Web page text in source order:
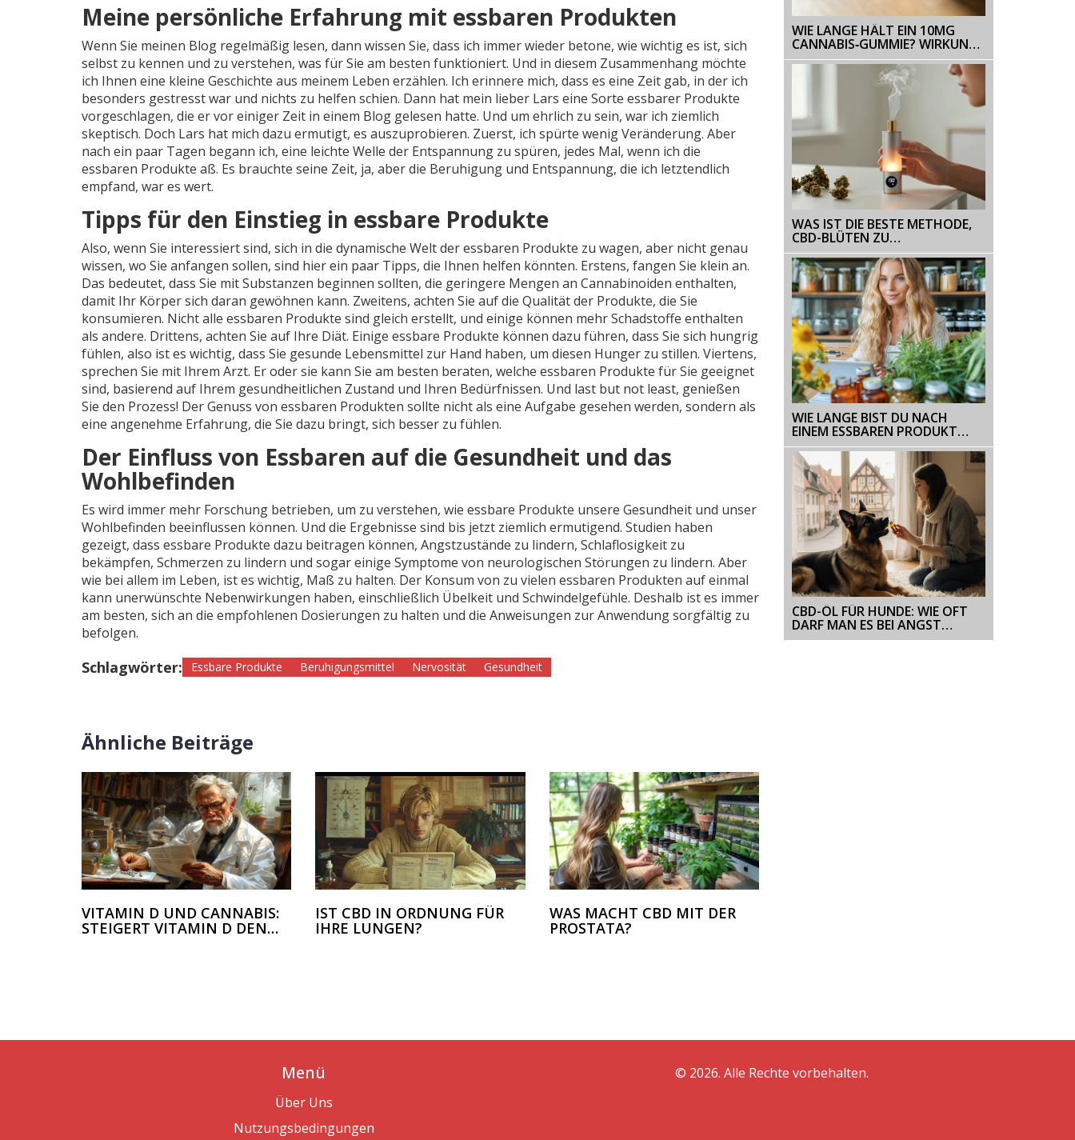
Meine persönliche Erfahrung mit essbaren Produkten
Wenn Sie meinen Blog regelmäßig lesen, dann wissen Sie, dass ich immer wieder betone, wie wichtig es ist, sich
selbst zu kennen und zu verstehen, was für Sie am besten funktioniert. Und in diesem Zusammenhang möchte
ich Ihnen eine kleine Geschichte aus meinem Leben erzählen. Ich erinnere mich, dass es eine Zeit gab, in der ich
besonders gestresst war und nichts zu helfen schien. Dann hat mein lieber Lars eine Sorte essbarer Produkte
vorgeschlagen, die er vor einiger Zeit in einem Blog gelesen hatte. Und um ehrlich zu sein, war ich ziemlich
skeptisch. Doch Lars hat mich dazu ermutigt, es auszuprobieren. Zuerst, ich spürte wenig Veränderung. Aber
nach ein paar Tagen begann ich, eine leichte Welle der Entspannung zu spüren, jedes Mal, wenn ich die
essbaren Produkte aß. Es brauchte seine Zeit, ja, aber die Beruhigung und Entspannung, die ich letztendlich
empfand, war es wert.
Tipps für den Einstieg in essbare Produkte
Also, wenn Sie interessiert sind, sich in die dynamische Welt der essbaren Produkte zu wagen, aber nicht genau
wissen, wo Sie anfangen sollen, sind hier ein paar Tipps, die Ihnen helfen könnten. Erstens, fangen Sie klein an.
Das bedeutet, dass Sie mit Substanzen beginnen sollten, die geringere Mengen an Cannabinoiden enthalten,
damit Ihr Körper sich daran gewöhnen kann. Zweitens, achten Sie auf die Qualität der Produkte, die Sie
konsumieren. Nicht alle essbaren Produkte sind gleich erstellt, und einige können mehr Schadstoffe enthalten
als andere. Drittens, achten Sie auf Ihre Diät. Einige essbare Produkte können dazu führen, dass Sie sich hungrig
fühlen, also ist es wichtig, dass Sie gesunde Lebensmittel zur Hand haben, um diesen Hunger zu stillen. Viertens,
sprechen Sie mit Ihrem Arzt. Er oder sie kann Sie am besten beraten, welche essbaren Produkte für Sie geeignet
sind, basierend auf Ihrem gesundheitlichen Zustand und Ihren Bedürfnissen. Und last but not least, genießen
Sie den Prozess! Der Genuss von essbaren Produkten sollte nicht als eine Aufgabe gesehen werden, sondern als
eine angenehme Erfahrung, die Sie dazu bringt, sich besser zu fühlen.
Der Einfluss von Essbaren auf die Gesundheit und das
Wohlbefinden
Es wird immer mehr Forschung betrieben, um zu verstehen, wie essbare Produkte unsere Gesundheit und unser
Wohlbefinden beeinflussen können. Und die Ergebnisse sind bis jetzt ziemlich ermutigend. Studien haben
gezeigt, dass essbare Produkte dazu beitragen können, Angstzustände zu lindern, Schlaflosigkeit zu
bekämpfen, Schmerzen zu lindern und sogar einige Symptome von neurologischen Störungen zu lindern. Aber
wie bei allem im Leben, ist es wichtig, Maß zu halten. Der Konsum von zu vielen essbaren Produkten auf einmal
kann unerwünschte Nebenwirkungen haben, einschließlich Übelkeit und Schwindelgefühle. Deshalb ist es immer
am besten, sich an die empfohlenen Dosierungen zu halten und die Anweisungen zur Anwendung sorgfältig zu
befolgen.
Schlagwörter: Essbare Produkte Beruhigungsmittel Nervosität Gesundheit
Ähnliche Beiträge
VITAMIN D UND CANNABIS:
STEIGERT VITAMIN D DEN
IST CBD IN ORDNUNG FÜR
IHRE LUNGEN?
WAS MACHT CBD MIT DER
PROSTATA?
WIE LANGE HÄLT EIN 10MG
CANNABIS‑GUMMIE? WIRKUNG,
DAUER & EINFLUSSFAKTOREN
WAS IST DIE BESTE METHODE,
CBD-BLÜTEN ZU
KONSUMIEREN?
WIE LANGE BIST DU NACH
EINEM ESSBAREN PRODUKT
BEKIFFT?
CBD-ÖL FÜR HUNDE: WIE OFT
DARF MAN ES BEI ANGST
GEBEN?
Menü
Über Uns
Nutzungsbedingungen
© 2026. Alle Rechte vorbehalten.